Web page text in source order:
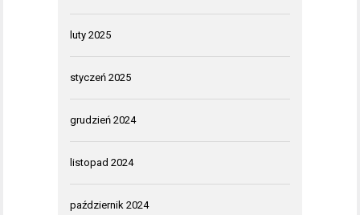
luty 2025
styczeń 2025
grudzień 2024
listopad 2024
październik 2024